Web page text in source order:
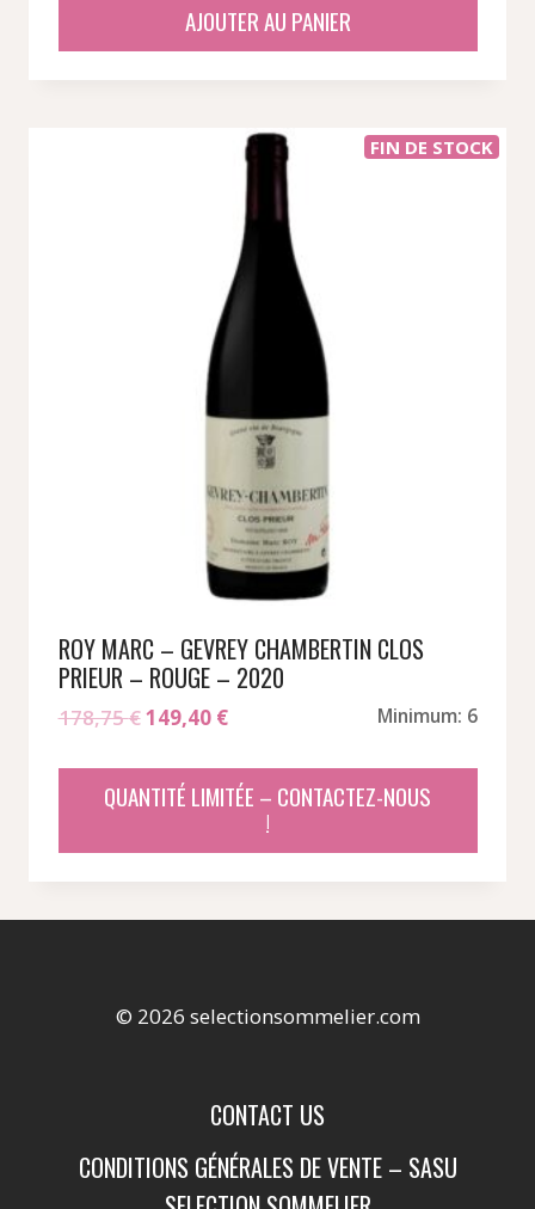
était :
est :
AJOUTER AU PANIER
FIN DE STOCK
ROY MARC – GEVREY CHAMBERTIN CLOS
PRIEUR – ROUGE – 2020
178,75€Le
initial
était :
149,40 €Le
actuel
est :
Minimum: 6
QUANTITÉ LIMITÉE – CONTACTEZ-NOUS
!
© 2026 selectionsommelier.com
CONTACT US
CONDITIONS GÉNÉRALES DE VENTE – SASU